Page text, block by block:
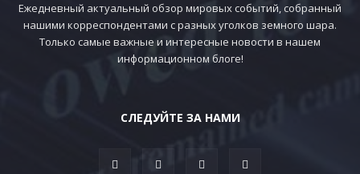
Ежедневный актуальный обзор мировых событий, собранный
нашими корреспондентами с разных уголков земного шара.
Только самые важные и интересные новости в нашем
информационном блоге!
СЛЕДУЙТЕ ЗА НАМИ